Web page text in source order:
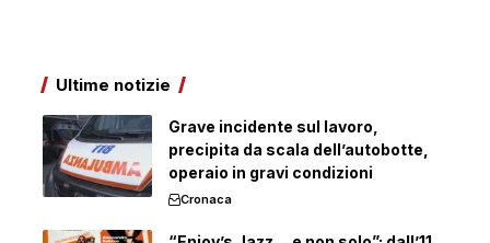
Ultime notizie
Grave incidente sul lavoro,
precipita da scala dell’autobotte,
operaio in gravi condizioni
Cronaca